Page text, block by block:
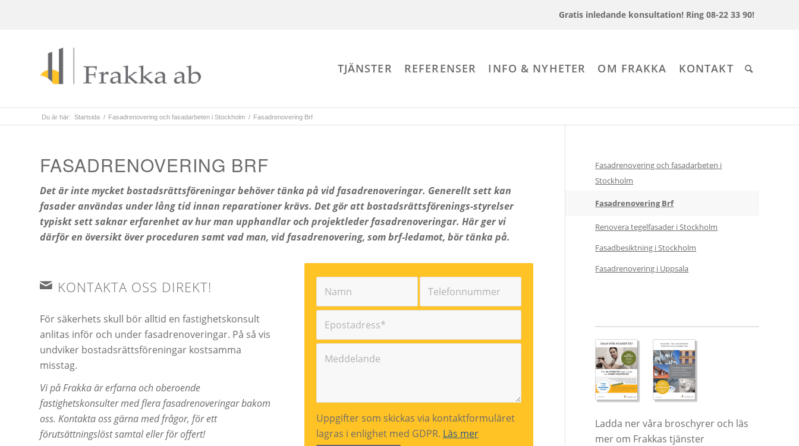
Gratis inledande konsultation! Ring 08-22 33 90!
TJÄNSTER REFERENSER INFO & NYHETER OM FRAKKA KONTAKT
Du är här: Startsida / Fasadrenovering och fasadarbeten i Stockholm / Fasadrenovering Brf
FASADRENOVERING BRF
Det är inte mycket bostadsrättsföreningar behöver tänka på vid fasadrenoveringar. Generellt sett kan
fasader användas under lång tid innan reparationer krävs. Det gör att bostadsrättsförenings-styrelser
typiskt sett saknar erfarenhet av hur man upphandlar och projektleder fasadrenoveringar. Här ger vi
därför en översikt över proceduren samt vad man, vid fasadrenovering, som brf-ledamot, bör tänka på.
KONTAKTA OSS DIREKT!
För säkerhets skull bör alltid en fastighetskonsult
anlitas inför och under fasadrenoveringar. På så vis
undviker bostadsrättsföreningar kostsamma
misstag.
Vi på Frakka är erfarna och oberoende
fastighetskonsulter med flera fasadrenoveringar bakom
oss. Kontakta oss gärna med frågor, för ett
förutsättningslöst samtal eller för offert!
Uppgifter som skickas via kontaktformuläret
lagras i enlighet med GDPR. Läs mer
Fasadrenovering och fasadarbeten i
Stockholm
Fasadrenovering Brf
Renovera tegelfasader i Stockholm
Fasadbesiktning i Stockholm
Fasadrenovering i Uppsala
Ladda ner våra broschyrer och läs
mer om Frakkas tjänster